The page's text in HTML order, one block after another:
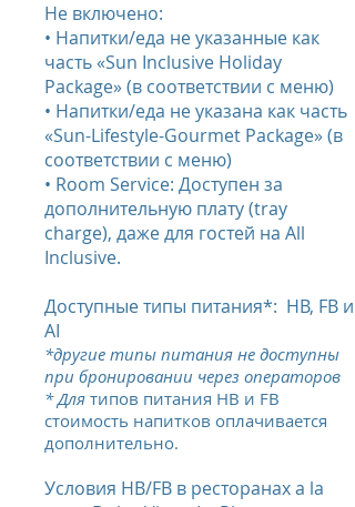
Не включено:
• Напитки/еда не указанные как
часть «Sun Inclusive Holiday
Package» (в соответствии с меню)
• Напитки/еда не указана как часть
«Sun-Lifestyle-Gourmet Package» (в
соответствии с меню)
• Room Service: Доступен за
дополнительную плату (tray
charge), даже для гостей на All
Inclusive.
Доступные типы питания*: HB, FB и
AI
*другие типы питания не доступны
при бронировании через операторов
* Для типов питания HB и FB
стоимость напитков оплачивается
дополнительно.
Условия HB/FB в ресторанах a la